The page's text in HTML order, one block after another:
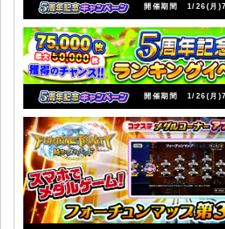
開催期間 1/26(月
開催期間 1/26(月